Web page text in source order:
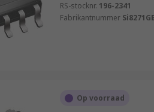
external N-channel power
current control of 3-
RS-stocknr. 196-2341
Fabrikantnummer
Op voorraad